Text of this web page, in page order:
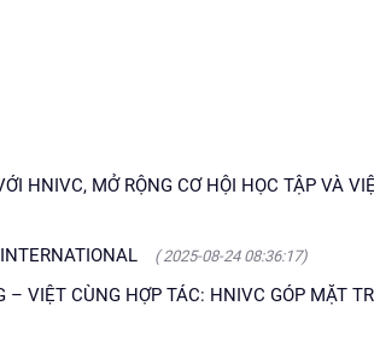
HNIVC, MỞ RỘNG CƠ HỘI HỌC TẬP VÀ
( 2025-08-24 08:36:17)
VIỆT CÙNG HỢP TÁC: HNIVC GÓP MẶT